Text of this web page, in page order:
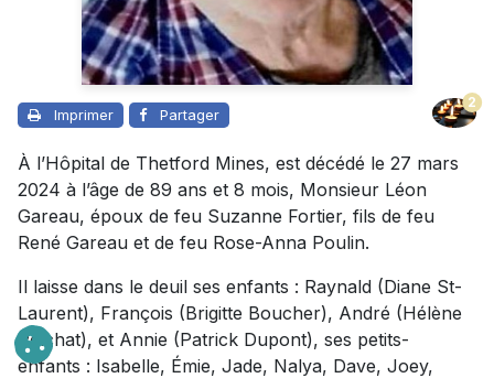
Imprimer Partager
2
À l’Hôpital de Thetford Mines, est décédé le 27 mars
2024 à l’âge de 89 ans et 8 mois, Monsieur Léon
Gareau, époux de feu Suzanne Fortier, fils de feu
René Gareau et de feu Rose-Anna Poulin.
Il laisse dans le deuil ses enfants : Raynald (Diane St-
Laurent), François (Brigitte Boucher), André (Hélène
Pelchat), et Annie (Patrick Dupont), ses petits-
enfants : Isabelle, Émie, Jade, Nalya, Dave, Joey,